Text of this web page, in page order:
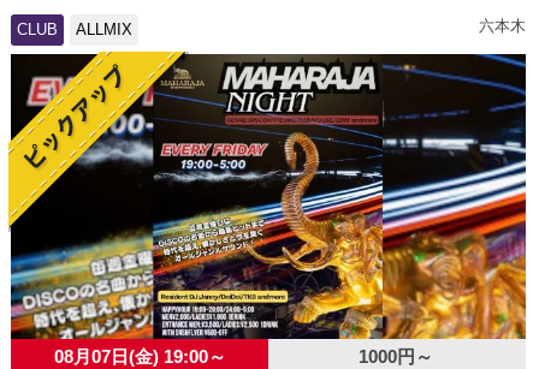
CLUB ALLMIX 六本木
08月07日(金) 19:00～ 1000円～